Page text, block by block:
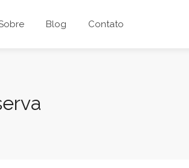
Blog Contato